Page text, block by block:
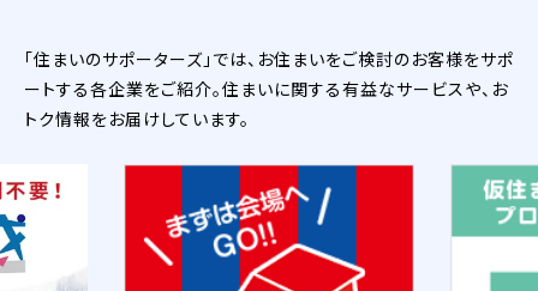
「住まいのサポーターズ」では、お住まいをご検討のお客様をサポ
ートする各企業をご紹介。住まいに関する有益なサービスや、お
トク情報をお届けしています。